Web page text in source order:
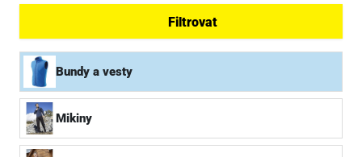
Filtrovat
Bundy a vesty
Mikiny